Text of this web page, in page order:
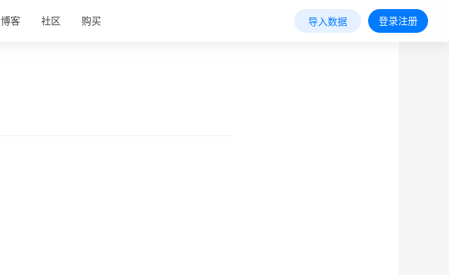
博客 社区 购买 导入数据 登录注册